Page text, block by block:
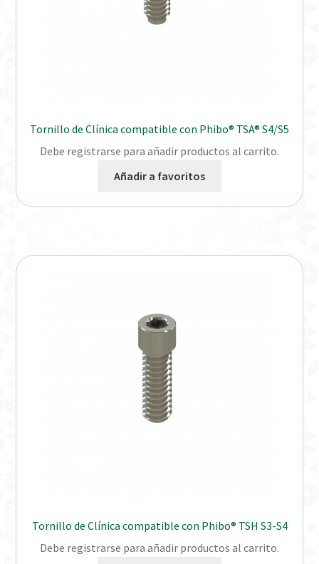
Tornillo de Clínica compatible con Phibo® TSA® S4/S5
Debe registrarse para añadir productos al carrito.
Añadir a favoritos
Tornillo de Clínica compatible con Phibo® TSH S3-S4
Debe registrarse para añadir productos al carrito.